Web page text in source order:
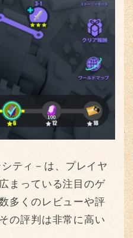
ティ－は、プレイヤ
まっている注目のゲ
多くのレビューや評
の評判は非常に高い